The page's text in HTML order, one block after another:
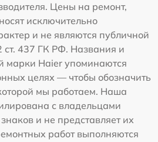
Цены на ремонт,
исключительно
и не являются публичной
ст. 437 ГК РФ. Названия и
марки Haier упоминаются
целях — чтобы обозначить
мы работаем. Наша
с владельцами
и не представляет их
работ выполняются